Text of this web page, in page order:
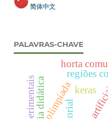
简体中文
PALAVRAS-CHAVE
olimpíada
regiões
keras
horta